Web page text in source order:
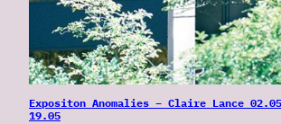
Expositon Anomalies – Claire Lance
19.05